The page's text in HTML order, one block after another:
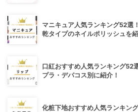
マニキュア人気ランキング52選
乾タイプのネイルポリッシュを紹
口紅おすすめ人気ランキング52
プラ・デパコス別に紹介！
化粧下地おすすめ人気ランキン